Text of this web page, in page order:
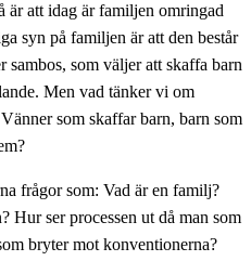
är att idag är familjen omringad
syn på familjen är att den består
sambos, som väljer att skaffa barn
Men vad tänker vi om
som skaffar barn, barn som
frågor som: Vad är en familj?
Hur ser processen ut då man som
bryter mot konventionerna?